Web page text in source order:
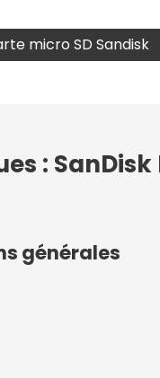
micro SD Sandisk
: SanDisk
générales